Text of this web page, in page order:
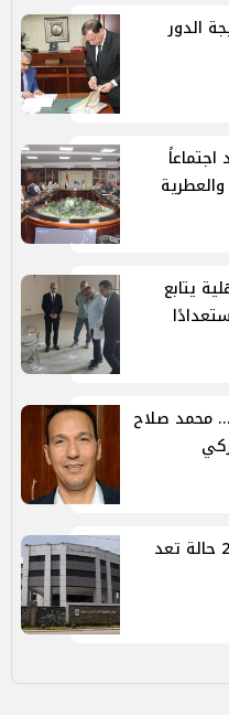
الدور
والعطرية
يتابع
محمد صلاح
رفع 376 حالة إشغال وإزالة 21 حالة تعد